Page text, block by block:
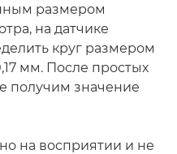
размером
на датчике
круг размером
мм. После простых
получим значение
на восприятии и не